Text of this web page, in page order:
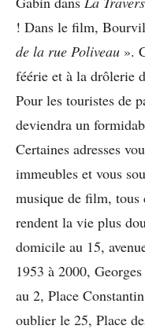
! Dans le film,
de la rue Poliveau ».
féérie et à la drôlerie
Pour les touristes de
deviendra un
Certaines adresses
immeubles et vous
musique de film, tous
rendent la vie plus
domicile au 15,
1953 à 2000,
au 2, Place
oublier le 25, Place